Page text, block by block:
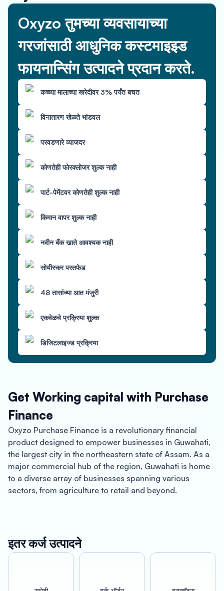
Oxyzo तुमच्या व्यवसायाच्या
गरजांसाठी आधुनिक कस्टमाइझ्ड
फायनान्सिंग उत्पादने प्रदान करते.
कच्च्या मालाच्या खरेदीवर 3% पर्यंत बचत
विनातारण खेळते भांडवल
परवडणारे व्याजदर
कोणतेही फोरक्लोजर शुल्क नाही
पार्ट-पेमेंटवर कोणतेही शुल्क नाही
किमान वापर शुल्क नाही
नवीन बँक खाते आवश्यक नाही
सोयीस्कर परतफेड
48 तासांच्या आत मंजुरी
एकवेळचे प्रक्रिया शुल्क
डिजिटलाइज्ड प्रक्रिया
Get Working capital with Purchase
Finance
Oxyzo Purchase Finance is a revolutionary financial
product designed to empower businesses in Guwahati,
the largest city in the northeastern state of Assam. As a
major commercial hub of the region, Guwahati is home
to a diverse array of businesses spanning various
sectors, from agriculture to retail and beyond.
increase profitability, and improve overall financial
stability. One of the most significant advantages of
businesses across various industries.
इतर कर्ज उत्पादने